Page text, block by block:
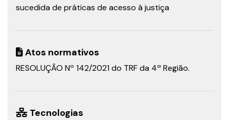
sucedida de práticas de acesso à justiça
Atos normativos
RESOLUÇÃO Nº 142/2021 do TRF da 4ª Região.
Tecnologias